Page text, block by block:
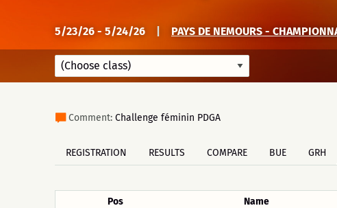
5/23/26 - 5/24/26 PAYS DE NEMOURS -
Comment: Challenge féminin PDGA
REGISTRATION RESULTS COMPARE BUE GRH
Pos Name